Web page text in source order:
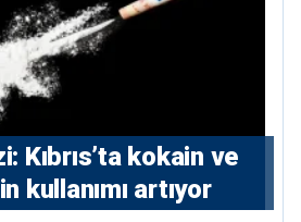
Kıbrıs’ta kokain ve
kullanımı artıyor